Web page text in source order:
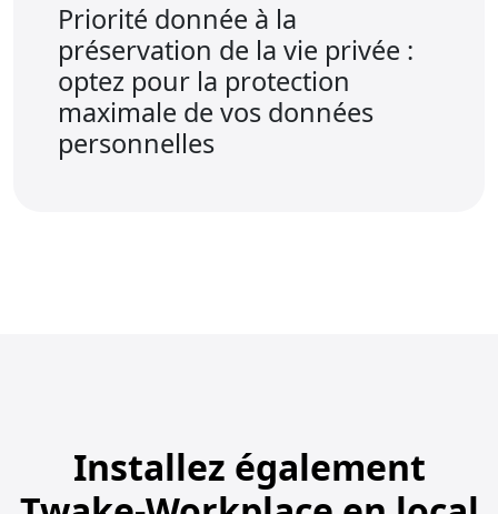
Priorité donnée à la
préservation de la vie privée :
optez pour la protection
maximale de vos données
personnelles
Installez également